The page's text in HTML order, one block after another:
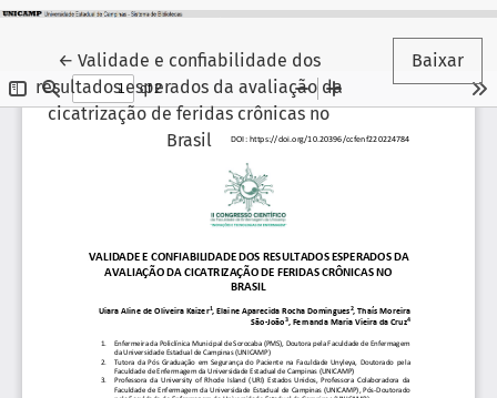
← Voltar aos Detalhes do Artigo
Validade e confiabilidade dos
resultados esperados da avaliação da
cicatrização de feridas crônicas no
Brasil
Baixar